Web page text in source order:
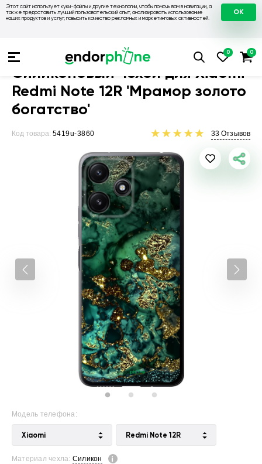
Этот сайт использует куки-файлы и другие технологии, чтобы помочь вам в навигации, а
также предоставить лучший пользовательский опыт, анализировать использование
наших продуктов и услуг, повысить качество рекламных и маркетинговых активностей.
OK
Чехлы на Xiaomi Чехол для Xiaomi
Силиконовый чехол для Xiaomi
Redmi Note 12R 'Мрамор золото
богатство'
Код товара: 5419u-3860 33 Отзывов
Модель телефона:
Xiaomi Redmi Note 12R
Материал чехла: Силикон